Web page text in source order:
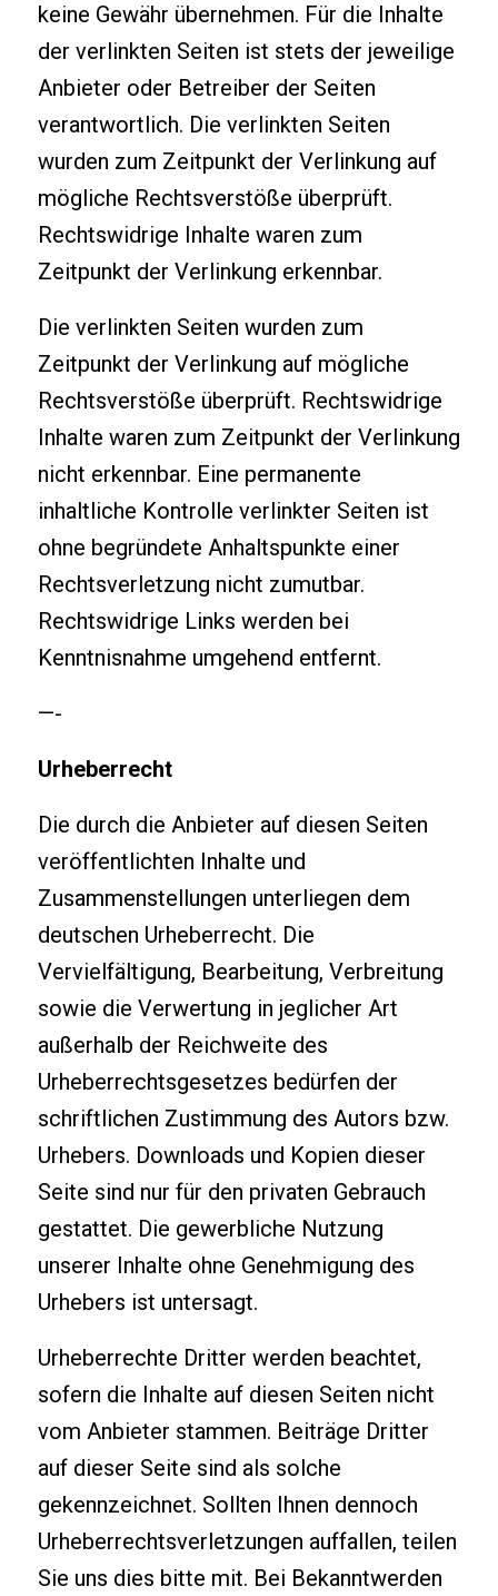
keine Gewähr übernehmen. Für die Inhalte
der verlinkten Seiten ist stets der jeweilige
Anbieter oder Betreiber der Seiten
verantwortlich. Die verlinkten Seiten
wurden zum Zeitpunkt der Verlinkung auf
mögliche Rechtsverstöße überprüft.
Rechtswidrige Inhalte waren zum
Zeitpunkt der Verlinkung erkennbar.
Die verlinkten Seiten wurden zum
Zeitpunkt der Verlinkung auf mögliche
Rechtsverstöße überprüft. Rechtswidrige
Inhalte waren zum Zeitpunkt der Verlinkung
nicht erkennbar. Eine permanente
inhaltliche Kontrolle verlinkter Seiten ist
ohne begründete Anhaltspunkte einer
Rechtsverletzung nicht zumutbar.
Rechtswidrige Links werden bei
Kenntnisnahme umgehend entfernt.
—-
Urheberrecht
Die durch die Anbieter auf diesen Seiten
veröffentlichten Inhalte und
Zusammenstellungen unterliegen dem
deutschen Urheberrecht. Die
Vervielfältigung, Bearbeitung, Verbreitung
sowie die Verwertung in jeglicher Art
außerhalb der Reichweite des
Urheberrechtsgesetzes bedürfen der
schriftlichen Zustimmung des Autors bzw.
Urhebers. Downloads und Kopien dieser
Seite sind nur für den privaten Gebrauch
gestattet. Die gewerbliche Nutzung
unserer Inhalte ohne Genehmigung des
Urhebers ist untersagt.
Urheberrechte Dritter werden beachtet,
sofern die Inhalte auf diesen Seiten nicht
vom Anbieter stammen. Beiträge Dritter
auf dieser Seite sind als solche
gekennzeichnet. Sollten Ihnen dennoch
Urheberrechtsverletzungen auffallen, teilen
Sie uns dies bitte mit. Bei Bekanntwerden